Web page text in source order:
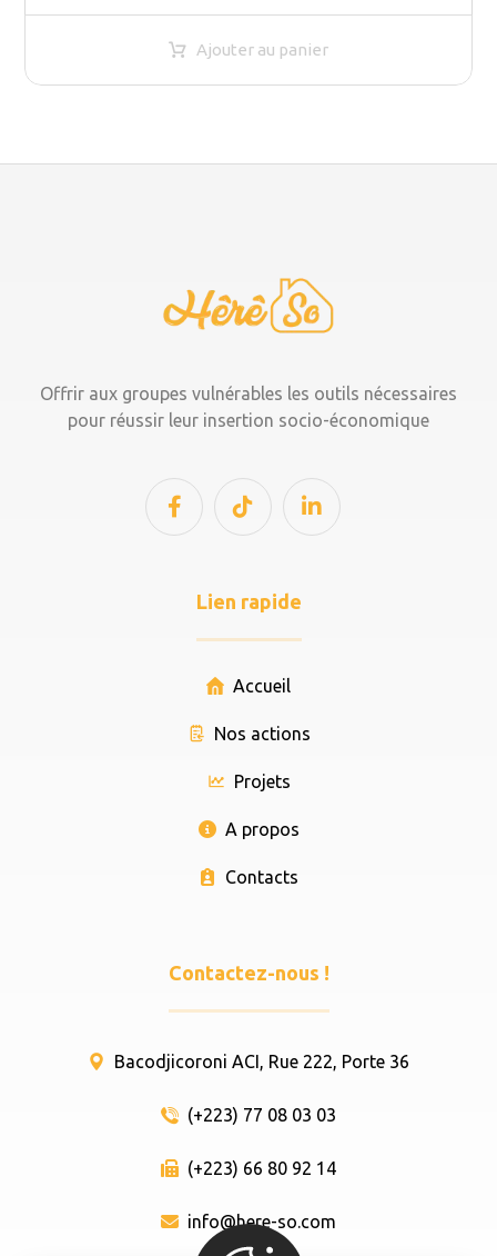
Ajouter au panier
Offrir aux groupes vulnérables les outils nécessaires
pour réussir leur insertion socio-économique
Lien rapide
Accueil
Nos actions
Projets
A propos
Contacts
Contactez-nous !
Bacodjicoroni ACI, Rue 222, Porte 36
(+223) 77 08 03 03
(+223) 66 80 92 14
info@here-so.com